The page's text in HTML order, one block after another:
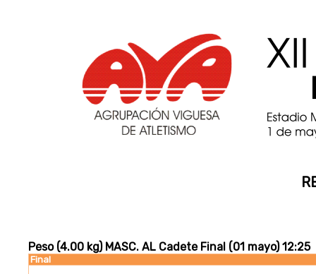
Final
Peso (4.00 kg) MASC. AL Cadete Final (01 mayo) 12:25